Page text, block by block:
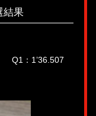
結果
：1’36.507